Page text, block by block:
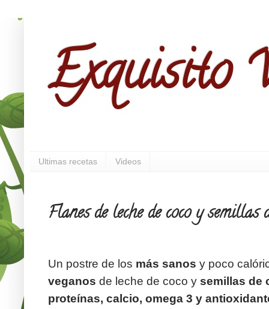
Exquisito
Ultimas recetas Videos
Flanes de leche de coco y semillas
Un postre de los más sanos y poco
veganos de leche de coco y semillas de
proteínas, calcio, omega 3 y